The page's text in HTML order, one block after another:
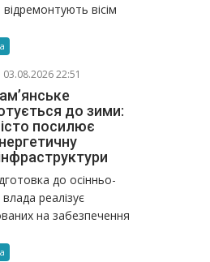
вісім
03.08.2026 22:51
до зими:
посилює
до осінньо-
реалізує
на забезпечення